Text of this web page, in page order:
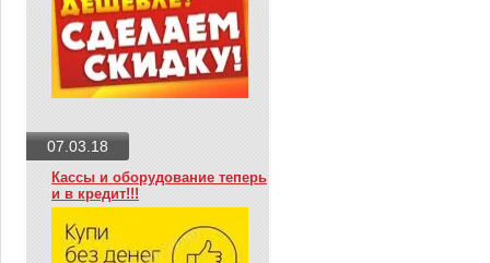
07.03.18
Кассы и оборудование теперь
и в кредит!!!